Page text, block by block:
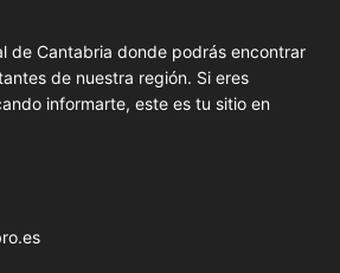
de Cantabria donde podrás encontrar
de nuestra región. Si eres
informarte, este es tu sitio en